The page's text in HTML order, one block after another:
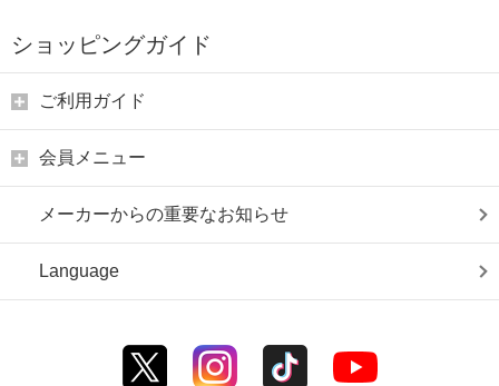
ショッピングガイド
ご利用ガイド
会員メニュー
メーカーからの重要なお知らせ
Language